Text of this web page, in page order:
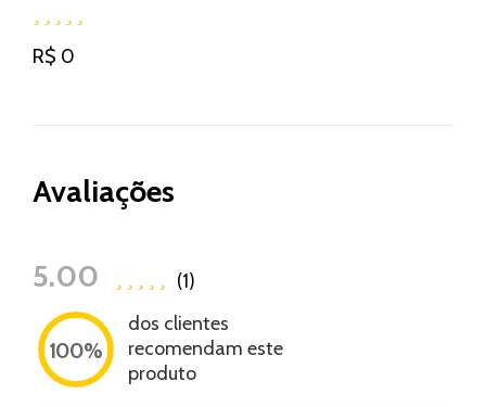
R$ 0
Avaliações
5.00 (1)
100%
dos clientes
recomendam este
produto